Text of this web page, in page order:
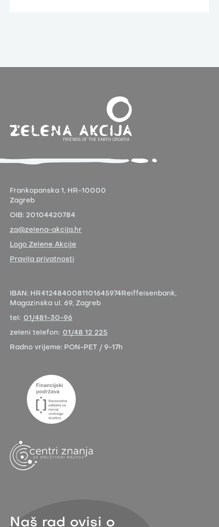
Frankopanska 1, HR-10000
Zagreb
OIB: 20104420784
za@zelena-akcija.hr
Logo Zelene Akcije
Pravila privatnosti
IBAN: HR4124840081101645974 Reiffeisenbank,
Magazinska ul. 69, Zagreb
tel: 01/481-30-96
zeleni telefon: 01/48 12 225
Radno vrijeme: PON-PET / 9-17h
Naš rad ovisi o